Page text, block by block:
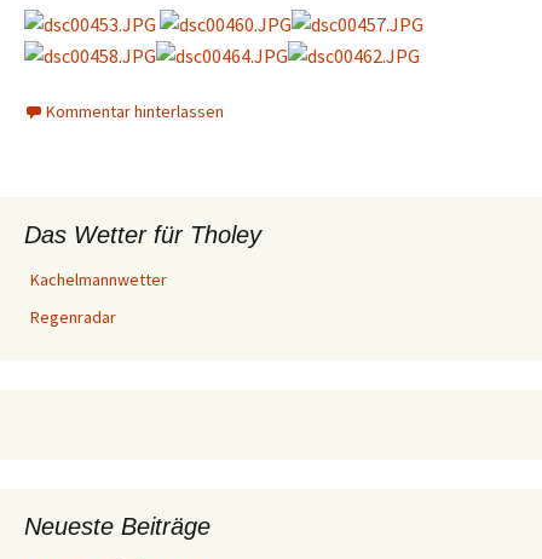
Kommentar hinterlassen
Das Wetter für Tholey
Kachelmannwetter
Regenradar
Neueste Beiträge